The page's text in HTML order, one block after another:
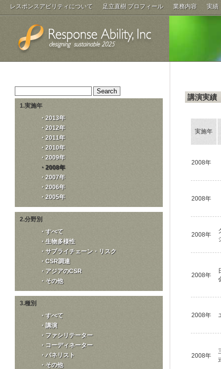
レスポンスアビリティについて 足立直樹 プロフィール 業務内容 実績
1.実施年
・2013年
・2012年
・2011年
・2010年
・2009年
・2008年
・2007年
・2006年
・2005年
2.分野別
・すべて
・生物多様性
・サプライチェーン・リスク
・CSR調達
・アジアのCSR
・その他
3.種別
・すべて
・講演
・ファシリテーター
・コーディネーター
・パネリスト
・その他
講演実績
実施年
2008年
2008年
2008年
2008年
2008年
2008年